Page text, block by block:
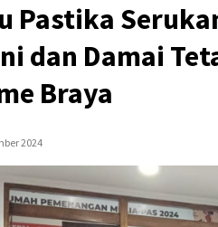
Pastika
dan Damai
Braya
2024